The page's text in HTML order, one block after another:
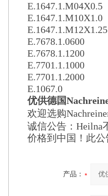
E.1647.1.M04X0.5
E.1647.1.M10X1.0
E.1647.1.M12X1.25
E.7678.1.0600
E.7678.1.1200
E.7701.1.1000
E.7701.1.2000
E.1067.0
优供德国
欢迎选购
诚信公告： Heilna
价格到中国！此
产品：